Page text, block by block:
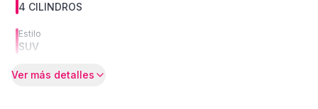
4 CILINDROS
Estilo
SUV
Ver más detalles